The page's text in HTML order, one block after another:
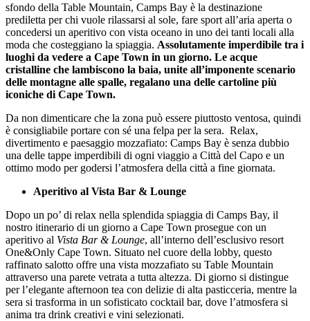
sfondo della Table Mountain, Camps Bay è la destinazione
prediletta per chi vuole rilassarsi al sole, fare sport all’aria aperta o
concedersi un aperitivo con vista oceano in uno dei tanti locali alla
moda che costeggiano la spiaggia. Assolutamente imperdibile tra i
luoghi da vedere a Cape Town in un giorno. Le acque
cristalline che lambiscono la baia, unite all’imponente scenario
delle montagne alle spalle, regalano una delle cartoline più
iconiche di Cape Town.
Da non dimenticare che la zona può essere piuttosto ventosa, quindi
è consigliabile portare con sé una felpa per la sera. Relax,
divertimento e paesaggio mozzafiato: Camps Bay è senza dubbio
una delle tappe imperdibili di ogni viaggio a Città del Capo e un
ottimo modo per godersi l’atmosfera della città a fine giornata.
Aperitivo al Vista Bar & Lounge
Dopo un po’ di relax nella splendida spiaggia di Camps Bay, il
nostro itinerario di un giorno a Cape Town prosegue con un
aperitivo al Vista Bar & Lounge, all’interno dell’esclusivo resort
One&Only Cape Town. Situato nel cuore della lobby, questo
raffinato salotto offre una vista mozzafiato su Table Mountain
attraverso una parete vetrata a tutta altezza. Di giorno si distingue
per l’elegante afternoon tea con delizie di alta pasticceria, mentre la
sera si trasforma in un sofisticato cocktail bar, dove l’atmosfera si
anima tra drink creativi e vini selezionati.